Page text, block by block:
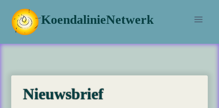
naar
inhoud
KoendalinieNetwerk
Nieuwsbrief